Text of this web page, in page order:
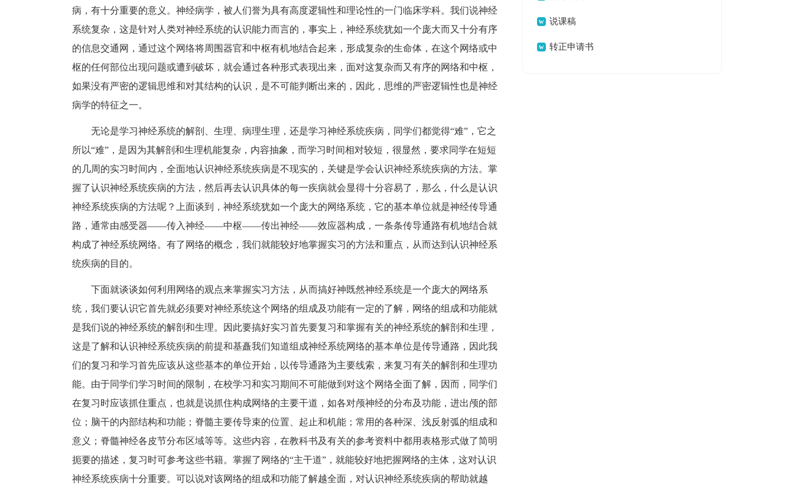
病，有十分重要的意义。神经病学，被人们誉为具有高度逻辑性和理论性的一门临床学科。我们说神经
系统复杂，这是针对人类对神经系统的认识能力而言的，事实上，神经系统犹如一个庞大而又十分有序
的信息交通网，通过这个网络将周围器官和中枢有机地结合起来，形成复杂的生命体，在这个网络或中
枢的任何部位出现问题或遭到破坏，就会通过各种形式表现出来，面对这复杂而又有序的网络和中枢，
如果没有严密的逻辑思维和对其结构的认识，是不可能判断出来的，因此，思维的严密逻辑性也是神经
病学的特征之一。
无论是学习神经系统的解剖、生理、病理生理，还是学习神经系统疾病，同学们都觉得“难”，它之
所以“难”，是因为其解剖和生理机能复杂，内容抽象，而学习时间相对较短，很显然，要求同学在短短
的几周的实习时间内，全面地认识神经系统疾病是不现实的，关键是学会认识神经系统疾病的方法。掌
握了认识神经系统疾病的方法，然后再去认识具体的每一疾病就会显得十分容易了，那么，什么是认识
神经系统疾病的方法呢？上面谈到，神经系统犹如一个庞大的网络系统，它的基本单位就是神经传导通
路，通常由感受器——传入神经——中枢——传出神经——效应器构成，一条条传导通路有机地结合就
构成了神经系统网络。有了网络的概念，我们就能较好地掌握实习的方法和重点，从而达到认识神经系
统疾病的目的。
下面就谈谈如何利用网络的观点来掌握实习方法，从而搞好神既然神经系统是一个庞大的网络系
统，我们要认识它首先就必须要对神经系统这个网络的组成及功能有一定的了解，网络的组成和功能就
是我们说的神经系统的解剖和生理。因此要搞好实习首先要复习和掌握有关的神经系统的解剖和生理，
这是了解和认识神经系统疾病的前提和基矗我们知道组成神经系统网络的基本单位是传导通路，因此我
们的复习和学习首先应该从这些基本的单位开始，以传导通路为主要线索，来复习有关的解剖和生理功
能。由于同学们学习时间的限制，在校学习和实习期间不可能做到对这个网络全面了解，因而，同学们
在复习时应该抓住重点，也就是说抓住构成网络的主要干道，如各对颅神经的分布及功能，进出颅的部
位；脑干的内部结构和功能；脊髓主要传导束的位置、起止和机能；常用的各种深、浅反射弧的组成和
意义；脊髓神经各皮节分布区域等等。这些内容，在教科书及有关的参考资料中都用表格形式做了简明
扼要的描述，复习时可参考这些书籍。掌握了网络的“主干道”，就能较好地把握网络的主体，这对认识
神经系统疾病十分重要。可以说对该网络的组成和功能了解越全面，对认识神经系统疾病的帮助就越
说课稿
转正申请书